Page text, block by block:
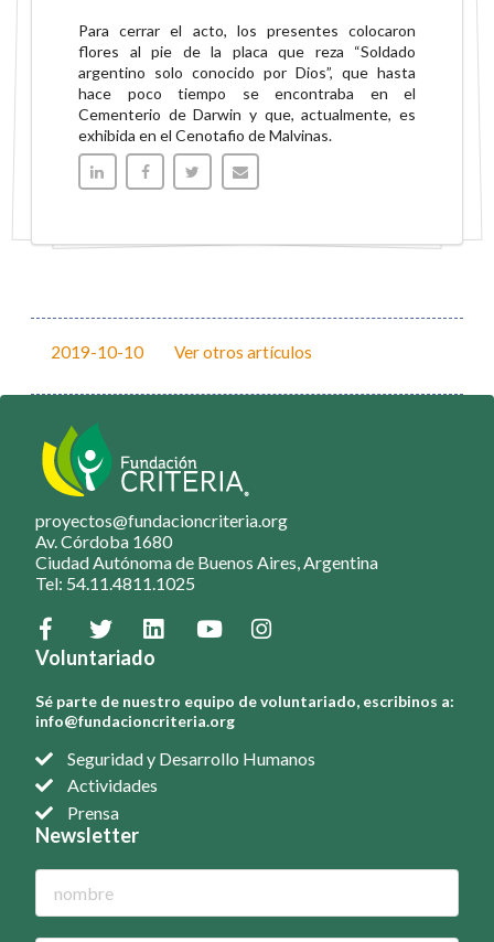
Para cerrar el acto, los presentes colocaron
flores al pie de la placa que reza “Soldado
argentino solo conocido por Dios”, que hasta
hace poco tiempo se encontraba en el
Cementerio de Darwin y que, actualmente, es
exhibida en el Cenotafio de Malvinas.
2019-10-10 Ver otros artículos
proyectos@fundacioncriteria.org
Av. Córdoba 1680
Ciudad Autónoma de Buenos Aires, Argentina
Tel: 54.11.4811.1025
Voluntariado
Sé parte de nuestro equipo de voluntariado, escribinos a:
info@fundacioncriteria.org
Seguridad y Desarrollo Humanos
Actividades
Prensa
Newsletter